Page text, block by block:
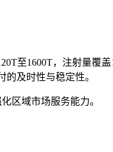
至1600T，注射量覆
及时性与稳定性。
区域市场服务能力。